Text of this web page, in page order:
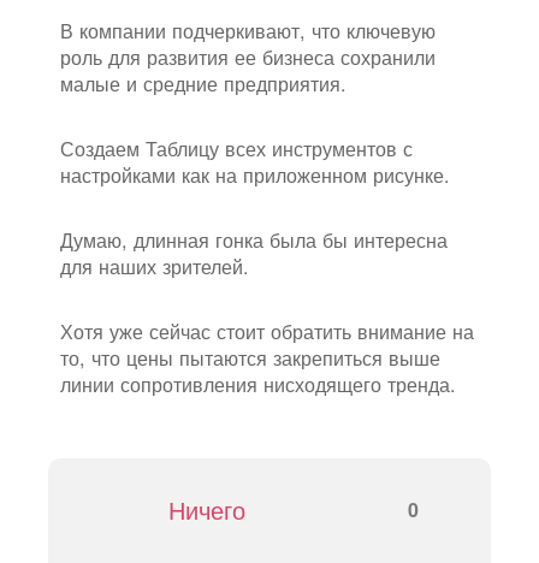
В компании подчеркивают, что ключевую
роль для развития ее бизнеса сохранили
малые и средние предприятия.
Создаем Таблицу всех инструментов с
настройками как на приложенном рисунке.
Думаю, длинная гонка была бы интересна
для наших зрителей.
Хотя уже сейчас стоит обратить внимание на
то, что цены пытаются закрепиться выше
линии сопротивления нисходящего тренда.
Ничего 0